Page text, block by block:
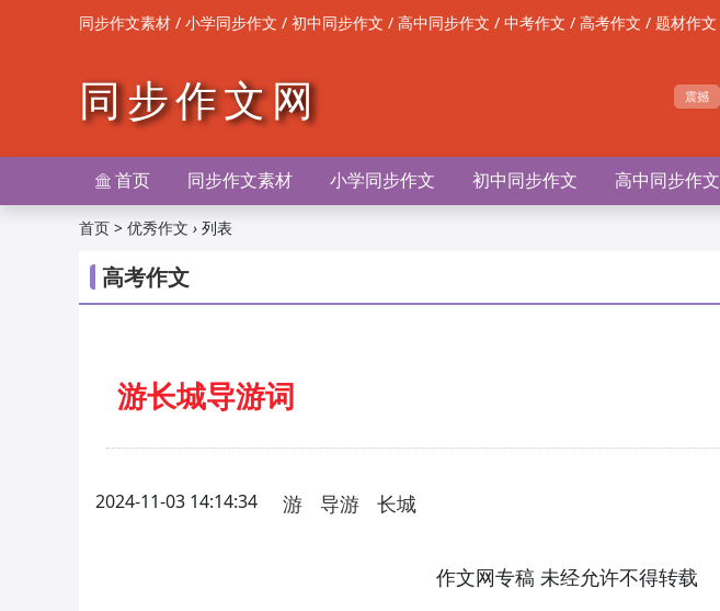
同步作文素材 / 小学同步作文 / 初中同步作文 / 高中同步作文 / 中考作文 / 高考作文 / 题材作文
同步作文网 震撼
 首页 同步作文素材 小学同步作文 初中同步作文 高中同步作文
首页 > 优秀作文 › 列表
高考作文
游长城导游词
2024-11-03 14:14:34 游 导游 长城
作文网专稿 未经允许不得转载